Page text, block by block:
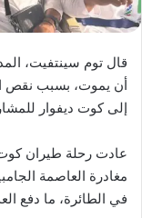
قال توم سينتفيت،
أن يموت، بسبب نقص
إلى كوت ديفوار
مغادرة العاصمة
في الطائرة، ما دفع